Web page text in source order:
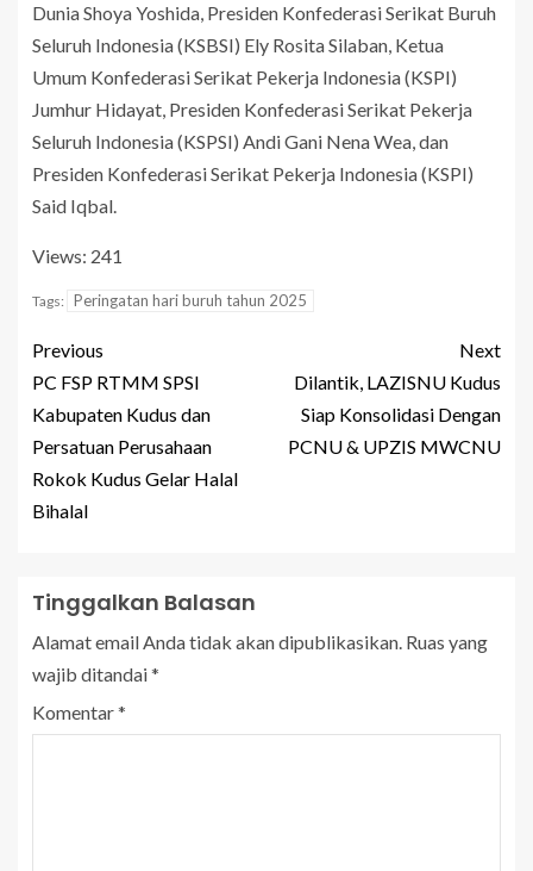
Dunia Shoya Yoshida, Presiden Konfederasi Serikat Buruh
Seluruh Indonesia (KSBSI) Ely Rosita Silaban, Ketua
Umum Konfederasi Serikat Pekerja Indonesia (KSPI)
Jumhur Hidayat, Presiden Konfederasi Serikat Pekerja
Seluruh Indonesia (KSPSI) Andi Gani Nena Wea, dan
Presiden Konfederasi Serikat Pekerja Indonesia (KSPI)
Said Iqbal.
Views: 241
Tags: Peringatan hari buruh tahun 2025
Previous
PC FSP RTMM SPSI
Kabupaten Kudus dan
Persatuan Perusahaan
Rokok Kudus Gelar Halal
Bihalal
Next
Dilantik, LAZISNU Kudus
Siap Konsolidasi Dengan
PCNU & UPZIS MWCNU
Tinggalkan Balasan
Alamat email Anda tidak akan dipublikasikan. Ruas yang
wajib ditandai*
Komentar*